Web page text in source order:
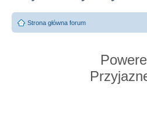
Strona główna forum